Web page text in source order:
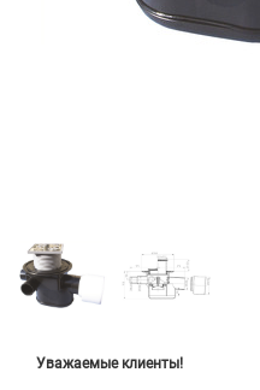
Уважаемые клиенты!